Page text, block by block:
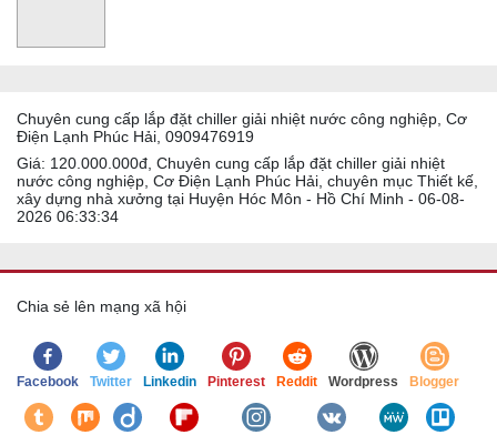
Chuyên cung cấp lắp đặt chiller giải nhiệt nước công nghiệp, Cơ
Điện Lạnh Phúc Hải, 0909476919
Giá: 120.000.000đ, Chuyên cung cấp lắp đặt chiller giải nhiệt
nước công nghiệp, Cơ Điện Lạnh Phúc Hải, chuyên mục Thiết kế,
xây dựng nhà xưởng tại Huyện Hóc Môn - Hồ Chí Minh - 06-08-
2026 06:33:34
Chia sẻ lên mạng xã hội
Facebook Twitter Linkedin Pinterest Reddit Wordpress Blogger